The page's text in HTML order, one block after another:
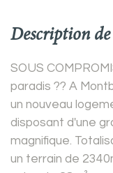
description
SOUS
paradis ?? A
un nouveau
disposant d'une
magnifique.
un terrain de